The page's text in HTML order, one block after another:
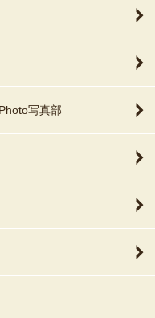
写真部